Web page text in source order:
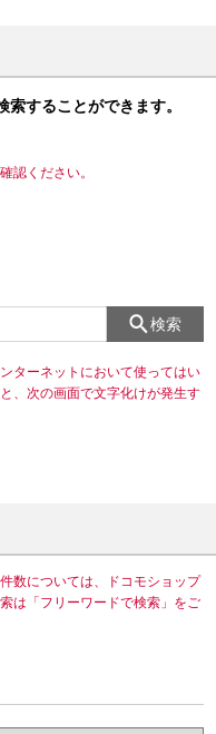
することができます。
認ください。
検索
ターネットにおいて使ってはい
、次の画面で文字化けが発生す
数については、ドコモショップ
は「フリーワードで検索」をご